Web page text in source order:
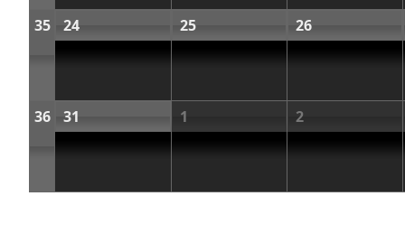
35 24 25 26
36 31 1 2